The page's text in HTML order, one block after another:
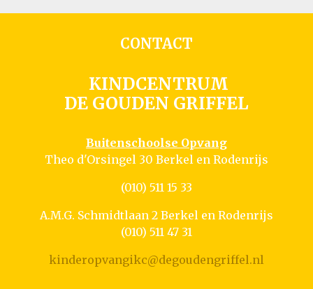
CONTACT
KINDCENTRUM
DE GOUDEN GRIFFEL
Buitenschoolse Opvang
Theo d'Orsingel 30 Berkel en Rodenrijs
(010) 511 15 33
A.M.G. Schmidtlaan 2 Berkel en Rodenrijs
(010) 511 47 31
kinderopvangikc@degoudengriffel.nl